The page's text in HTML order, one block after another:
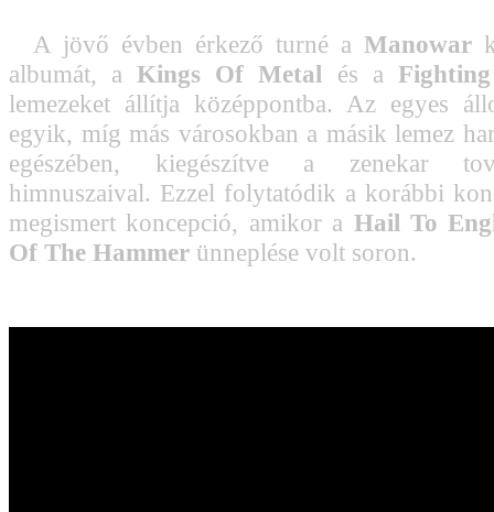
A jövő évben érkező turné a Manowar
albumát, aKings Of Metal és a
lemezeket állítja középpontba. Az egyes
egyik, míg más városokban a másik lemez
egészében, kiegészítve a zenekar
himnuszaival. Ezzel folytatódik a korábbi
megismert koncepció, amikor a Hail To
Of The Hammer ünneplése volt soron.